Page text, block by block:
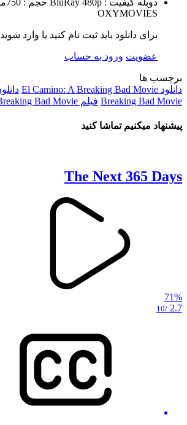
دوبله کیفیت : BluRay 480p حجم : 750مگابایت
OXYMOVIES
برای دانلود باید ثبت نام کنید یا وارد شوید
عضویت ورود به حساب
برچسب ها
دانلود El Camino: A Breaking Bad Movie
Breaking Bad Movie فیلم El Camino: A Breaking Bad Movie
پیشنهاد میکنیم تماشا کنید
The Next 365 Days
71%
2.7
/10